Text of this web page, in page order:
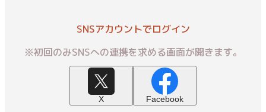
SNSアカウントでログイン
※初回のみSNSへの連携を求める画面が開きます。
X Facebook